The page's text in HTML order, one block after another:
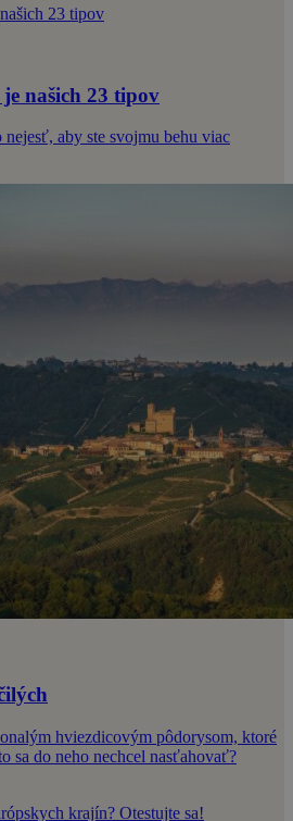
našich 23 tipov
aby ste svojmu behu viac
hviezdicovým pôdorysom, ktoré
sa do neho nechcel nasťahovať?